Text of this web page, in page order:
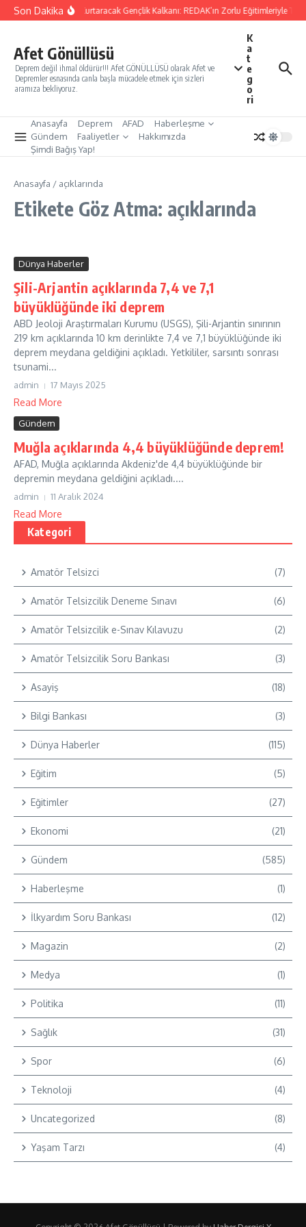
İçeriğe atla
Son DakikaYarınları Kurtaracak Gençlik Kalkanı: REDAK’ın Zorlu Eğitimleriyle
Afet Gönüllüsü
Deprem değil ihmal öldürür!!! Afet GÖNÜLLÜSÜ olarak Afet ve
Depremler esnasında canla başla mücadele etmek için sizleri
aramıza bekliyoruz.
K
a
t
e
g
o
ri
Anasayfa Deprem AFAD
Haberleşme
Gündem
Faaliyetler
Hakkımızda
Şimdi Bağış Yap!
Anasayfa / açıklarında
Etikete Göz Atma: açıklarında
Dünya Haberler
Şili-Arjantin açıklarında 7,4 ve 7,1
büyüklüğünde iki deprem
ABD Jeoloji Araştırmaları Kurumu (USGS), Şili-Arjantin sınırının
219 km açıklarında 10 km derinlikte 7,4 ve 7,1 büyüklüğünde iki
deprem meydana geldiğini açıkladı. Yetkililer, sarsıntı sonrası
tsunami...
admin 17 Mayıs 2025
Read More
Gündem
Muğla açıklarında 4,4 büyüklüğünde deprem!
AFAD, Muğla açıklarında Akdeniz'de 4,4 büyüklüğünde bir
depremin meydana geldiğini açıkladı....
admin 11 Aralık 2024
Read More
Kategori
Amatör Telsizci (7)
Amatör Telsizcilik Deneme Sınavı (6)
Amatör Telsizcilik e-Sınav Kılavuzu (2)
Amatör Telsizcilik Soru Bankası (3)
Asayiş (18)
Bilgi Bankası (3)
Dünya Haberler (115)
Eğitim (5)
Eğitimler (27)
Ekonomi (21)
Gündem (585)
Haberleşme (1)
İlkyardım Soru Bankası (12)
Magazin (2)
Medya (1)
Politika (11)
Sağlık (31)
Spor (6)
Teknoloji (4)
Uncategorized (8)
Yaşam Tarzı (4)